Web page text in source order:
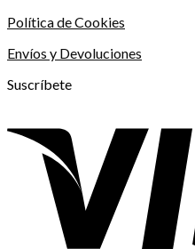
Política de Cookies
Envíos y Devoluciones
Suscríbete